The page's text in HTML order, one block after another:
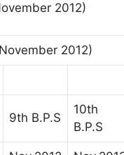
2012)
2012)
9th B.P.S
10th
B.P.S